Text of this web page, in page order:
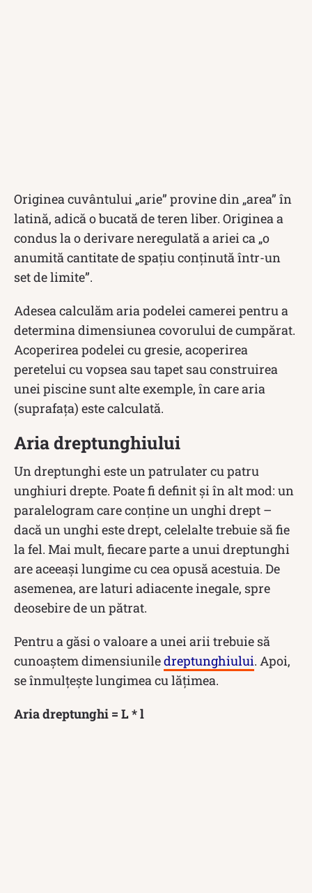
Originea cuvântului „arie” provine din „area” în
latină, adică o bucată de teren liber. Originea a
condus la o derivare neregulată a ariei ca „o
anumită cantitate de spațiu conținută într-un
set de limite”.
Adesea calculăm aria podelei camerei pentru a
determina dimensiunea covorului de cumpărat.
Acoperirea podelei cu gresie, acoperirea
peretelui cu vopsea sau tapet sau construirea
unei piscine sunt alte exemple, în care aria
(suprafața) este calculată.
Aria dreptunghiului
Un dreptunghi este un patrulater cu patru
unghiuri drepte. Poate fi definit și în alt mod: un
paralelogram care conține un unghi drept –
dacă un unghi este drept, celelalte trebuie să fie
la fel. Mai mult, fiecare parte a unui dreptunghi
are aceeași lungime cu cea opusă acestuia. De
asemenea, are laturi adiacente inegale, spre
deosebire de un pătrat.
Pentru a găsi o valoare a unei arii trebuie să
cunoaștem dimensiuniledreptunghiului. Apoi,
se înmulțește lungimea cu lățimea.
Aria dreptunghi = L * l